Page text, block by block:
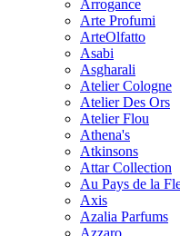
Arrogance
Arte Profumi
ArteOlfatto
Asabi
Asgharali
Atelier Cologne
Atelier Des Ors
Atelier Flou
Athena's
Atkinsons
Attar Collection
Au Pays de la
Axis
Azalia Parfums
Azzaro